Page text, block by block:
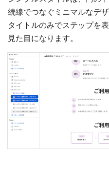
続線でつなぐミニマルなデ
タイトルのみでステップを
見た目になります。